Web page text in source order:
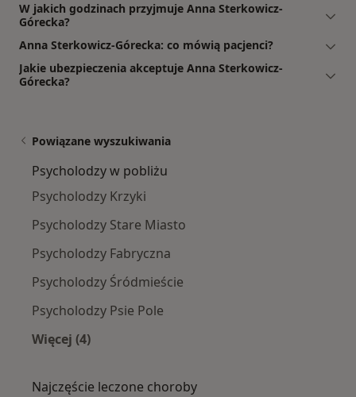
W jakich godzinach przyjmuje Anna Sterkowicz-
Górecka?
Anna Sterkowicz-Górecka: co mówią pacjenci?
Jakie ubezpieczenia akceptuje Anna Sterkowicz-
Górecka?
Powiązane wyszukiwania
Psycholodzy w pobliżu
Psycholodzy Krzyki
Psycholodzy Stare Miasto
Psycholodzy Fabryczna
Psycholodzy Śródmieście
Psycholodzy Psie Pole
Więcej (4)
Najczęście leczone choroby